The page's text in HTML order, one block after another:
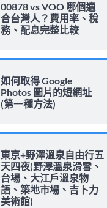
00878 vs VOO 哪個適
合台灣人？費用率、稅
務、配息完整比較
如何取得 Google
Photos 圖片的短網址
(第一種方法)
東京+野澤溫泉自由行五
天四夜(野澤溫泉滑雪、
台場、大江戶溫泉物
語、築地市場、吉卜力
美術館)